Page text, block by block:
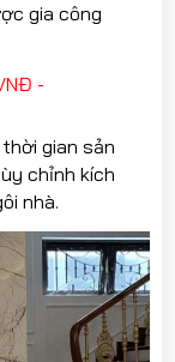
gia công
-
gian sản
chỉnh kích
nhà.